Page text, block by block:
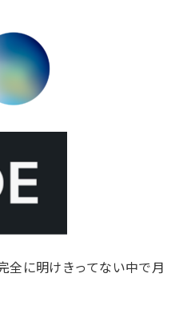
全に明けきってない中で月